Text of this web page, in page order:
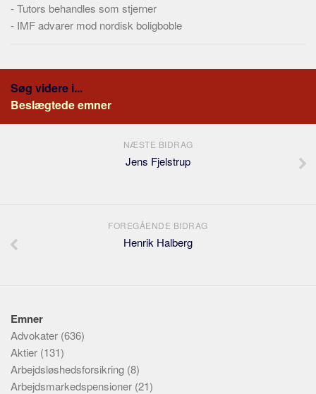
-Tutors behandles som stjerner
- IMF advarer mod nordisk boligboble
Søg videre i...
Beslægtede emner
NÆSTE BIDRAG
Jens Fjelstrup
FOREGÅENDE BIDRAG
Henrik Halberg
Emner
Advokater (636)
Aktier (131)
Arbejdsløshedsforsikring (8)
Arbejdsmarkedspensioner (21)